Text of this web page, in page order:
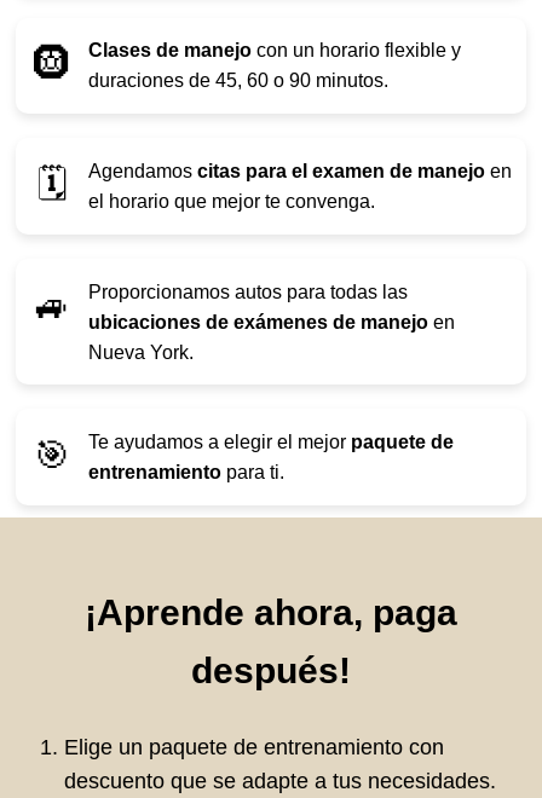
🛞 Clases de manejo con un horario flexible y
duraciones de 45, 60 o 90 minutos.
🗓️ Agendamos citas para el examen de manejo en
el horario que mejor te convenga.
🚙
Proporcionamos autos para todas las
ubicaciones de exámenes de manejo en
Nueva York.
🎯 Te ayudamos a elegir el mejor paquete de
entrenamiento para ti.
¡Aprende ahora, paga
después!
Elige un paquete de entrenamiento con
descuento que se adapte a tus necesidades.